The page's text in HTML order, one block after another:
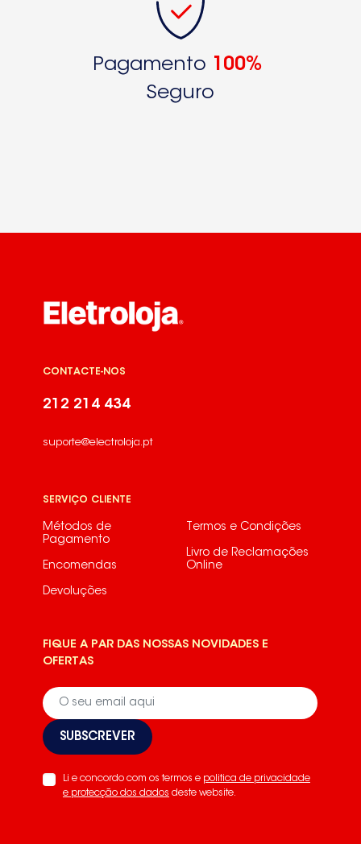
Pagamento
100%
Seguro
CONTACTE-NOS
212 214 434
suporte@electroloja.pt
SERVIÇO CLIENTE
Métodos de
Pagamento
Encomendas
Devoluções
Termos e Condições
Livro de Reclamações
Online
FIQUE A PAR DAS NOSSAS NOVIDADES E
OFERTAS
SUBSCREVER
Li e concordo com os termos e politica de privacidade
e protecção dos dados deste website.